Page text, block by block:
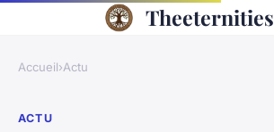
Theeternities
Accueil›Actu
ACTU